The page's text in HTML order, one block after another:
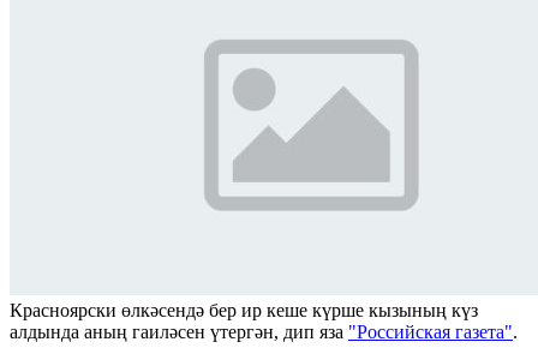
Красноярски өлкәсендә бер ир кеше күрше кызының күз
алдында аның гаиләсен үтергән, дип яза "Российская газета".